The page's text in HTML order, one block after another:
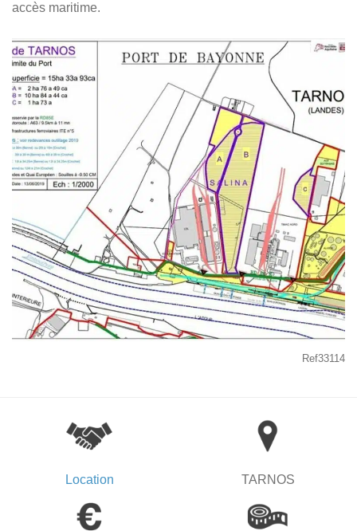
accès maritime.
Ref33114
Location TARNOS